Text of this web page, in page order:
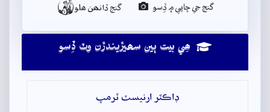
گنج جي ڇاپي ۾ ڏِسو گنج ڏانھن ھلو
ھِي بيت ٻين سھيڙيندڙن وٽ ڏِسو
ڊاڪٽر ارنيسٽ ٽرمپ